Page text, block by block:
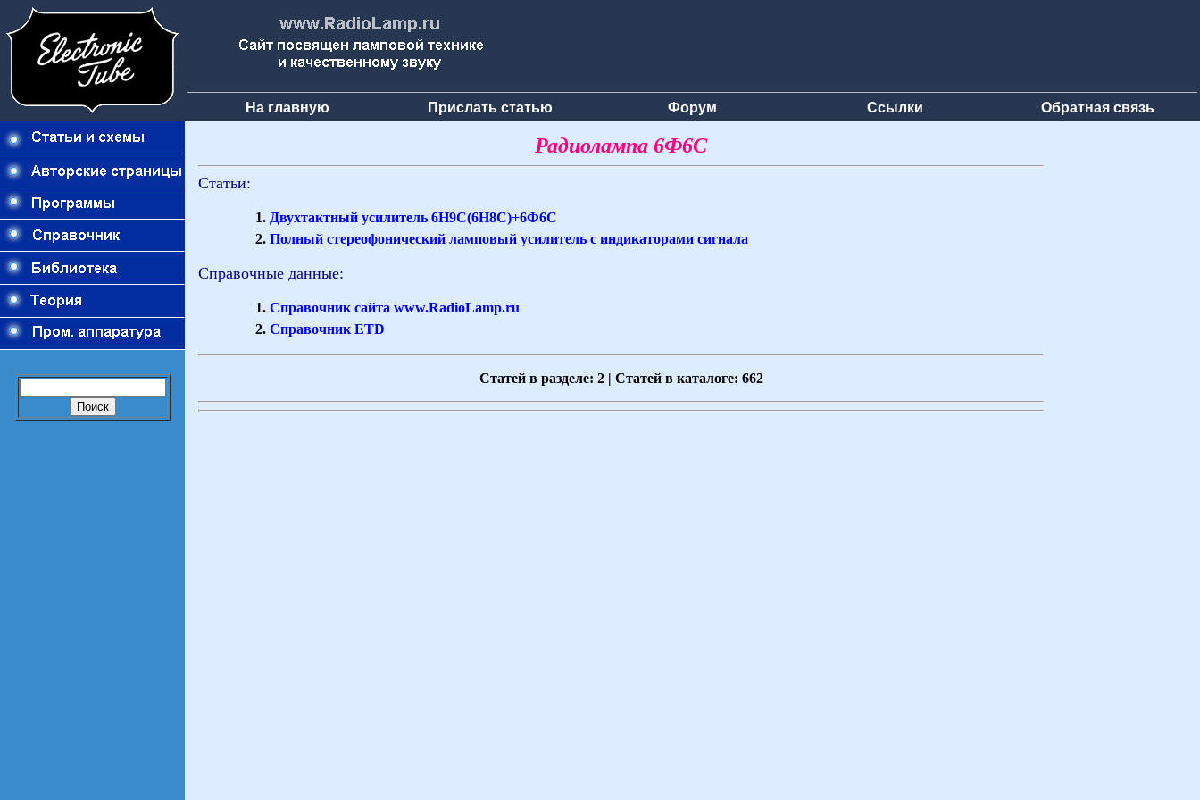
На главную Прислать статью Форум Ссылки Обратная связь
Радиолампа 6Ф6С
Статьи:
Двухтактный усилитель 6Н9С(6Н8С)+6Ф6С
Полный стереофонический ламповый усилитель с индикаторами сигнала
Справочные данные:
Справочник сайта www.RadioLamp.ru
Справочник ETD
Статей в разделе: 2 | Статей в каталоге: 662